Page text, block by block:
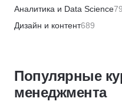
Русская Школа Управления
МИТУ
Скидка 15%
Аналитика и Data Science
Дизайн и контент689
Финансы и бухгалтерия656
HR и рекрутинг328
Популярные
менеджмента